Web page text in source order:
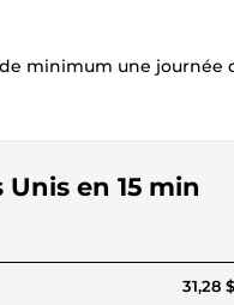
minimum une journée
en 15 min
31,28